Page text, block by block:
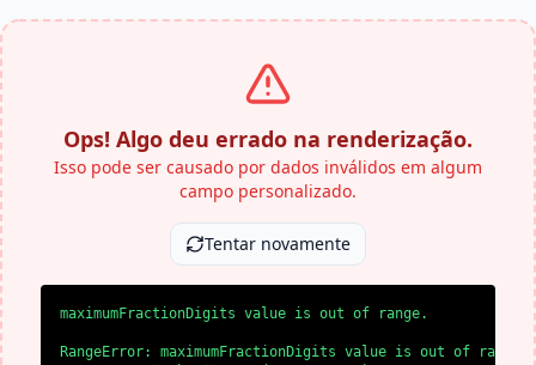
Ops! Algo deu errado na renderização.
Isso pode ser causado por dados inválidos em algum
campo personalizado.
Tentar novamente
maximumFractionDigits value is out of range.
RangeError: maximumFractionDigits value is out of range.